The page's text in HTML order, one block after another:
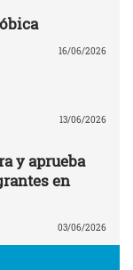
16/06/2026
13/06/2026
y aprueba
en
03/06/2026